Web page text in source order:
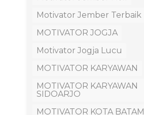
Motivator Jember Terbaik
MOTIVATOR JOGJA
Motivator Jogja Lucu
MOTIVATOR KARYAWAN
MOTIVATOR KARYAWAN
SIDOARJO
MOTIVATOR KOTA BATAM